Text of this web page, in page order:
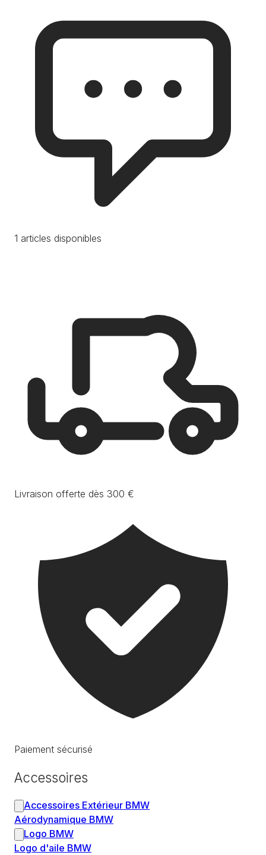
1 articles disponibles
Livraison offerte dès 300 €
Paiement sécurisé
Accessoires
Accessoires Extérieur BMW
Aérodynamique BMW
Logo BMW
Logo d'aile BMW